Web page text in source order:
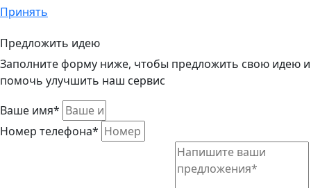
Принять
Предложить идею
Заполните форму ниже, чтобы предложить свою идею и
помочь улучшить наш сервис
Ваше имя*
Номер телефона*